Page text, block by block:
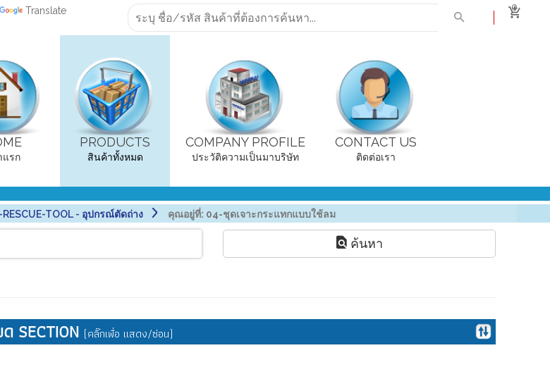
Translate 0
แรก
PRODUCTS
สินค้าทั้งหมด
COMPANY PROFILE
ประวัติความเป็นมาบริษัท
CONTACT US
ติดต่อเรา
RESCUE-TOOL - อุปกรณ์ตัดถ่าง คุณอยู่ที่: 04-ชุดเจาะกระแทกแบบใช้ลม
ค้นหา
SECTION (คลิ๊กเพื่อ แสดง/ซ่อน)